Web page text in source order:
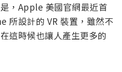
，Apple 美國官網最近首
所設計的 VR 裝置，雖然不
這時候也讓人產生更多的